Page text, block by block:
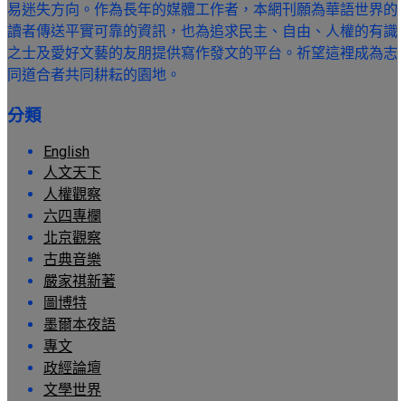
易迷失方向。作為長年的媒體工作者，本網刊願為華語世界的
讀者傳送平實可靠的資訊，也為追求民主、自由、人權的有識
之士及愛好文藝的友朋提供寫作發文的平台。祈望這裡成為志
同道合者共同耕耘的園地。
分類
English
人文天下
人權觀察
六四專欄
北京觀察
古典音樂
嚴家祺新著
圖博特
墨爾本夜語
專文
政經論壇
文學世界